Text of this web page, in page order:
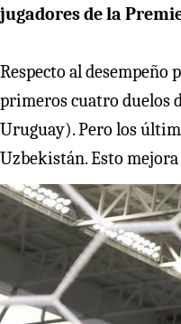
jugadores de la
Respecto al desempeño
primeros cuatro duelos
Uruguay). Pero los
Uzbekistán. Esto mejora